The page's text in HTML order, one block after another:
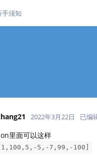
手须知
2022年3月22日 已编
里面可以这样
5,-7,99,-100]